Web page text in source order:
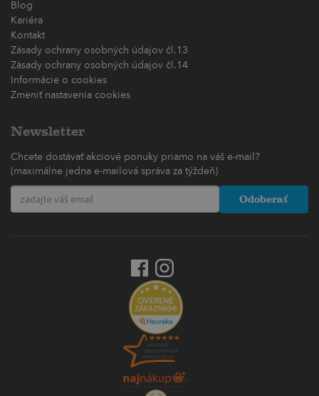
Blog
Kariéra
Kontakt
Zásady ochrany osobných údajov čl.13
Zásady ochrany osobných údajov čl.14
Informácie o cookies
Zmeniť nastavenia cookies
Newsletter
Chcete dostávať akciové ponuky priamo na váš e-mail?
(maximálne jedna e-mailová správa za týždeň)
Odoberať